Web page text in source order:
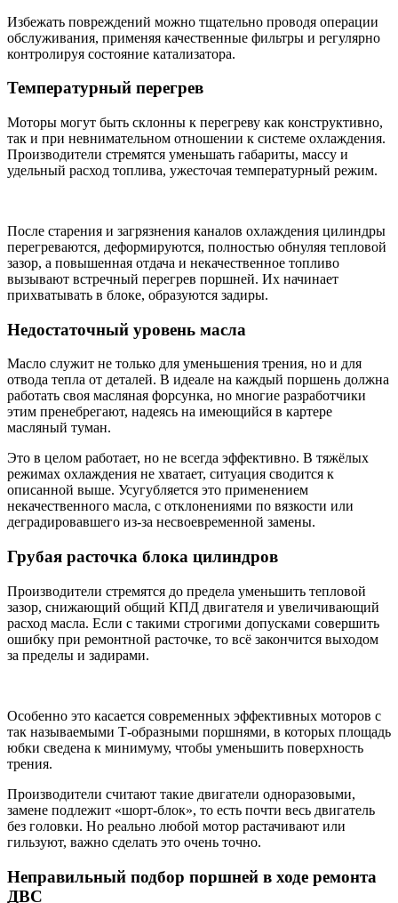
Избежать повреждений можно тщательно проводя операции
обслуживания, применяя качественные фильтры и регулярно
контролируя состояние катализатора.
Температурный перегрев
Моторы могут быть склонны к перегреву как конструктивно,
так и при невнимательном отношении к системе охлаждения.
Производители стремятся уменьшать габариты, массу и
удельный расход топлива, ужесточая температурный режим.
После старения и загрязнения каналов охлаждения цилиндры
перегреваются, деформируются, полностью обнуляя тепловой
зазор, а повышенная отдача и некачественное топливо
вызывают встречный перегрев поршней. Их начинает
прихватывать в блоке, образуются задиры.
Недостаточный уровень масла
Масло служит не только для уменьшения трения, но и для
отвода тепла от деталей. В идеале на каждый поршень должна
работать своя масляная форсунка, но многие разработчики
этим пренебрегают, надеясь на имеющийся в картере
масляный туман.
Это в целом работает, но не всегда эффективно. В тяжёлых
режимах охлаждения не хватает, ситуация сводится к
описанной выше. Усугубляется это применением
некачественного масла, с отклонениями по вязкости или
деградировавшего из-за несвоевременной замены.
Грубая расточка блока цилиндров
Производители стремятся до предела уменьшить тепловой
зазор, снижающий общий КПД двигателя и увеличивающий
расход масла. Если с такими строгими допусками совершить
ошибку при ремонтной расточке, то всё закончится выходом
за пределы и задирами.
Особенно это касается современных эффективных моторов с
так называемыми Т-образными поршнями, в которых площадь
юбки сведена к минимуму, чтобы уменьшить поверхность
трения.
Производители считают такие двигатели одноразовыми,
замене подлежит «шорт-блок», то есть почти весь двигатель
без головки. Но реально любой мотор растачивают или
гильзуют, важно сделать это очень точно.
Неправильный подбор поршней в ходе ремонта
ДВС